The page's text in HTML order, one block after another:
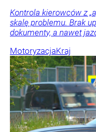
Kontrola kierowców z
skalę problemu. Brak
dokumenty, a nawet
MotoryzacjaKraj